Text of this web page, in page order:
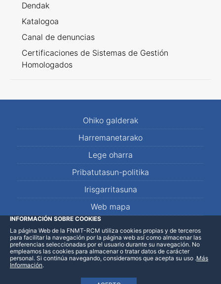
Dendak
Katalogoa
Canal de denuncias
Certificaciones de Sistemas de Gestión
Homologados
Ohiko galderak
Harremanetarako
Lege oharra
Pribatutasun-politika
Irisgarritasuna
Web mapa
LinkedInFacebookWhatsApp
INFORMACIÓN SOBRE COOKIES
La página Web de la FNMT-RCM utiliza cookies propias y de terceros
para facilitar la navegación por la página web así como almacenar las
preferencias seleccionadas por el usuario durante su navegación. No
empleamos las cookies para almacenar o tratar datos de carácter
personal. Si continúa navegando, consideramos que acepta su uso .Más
Información.